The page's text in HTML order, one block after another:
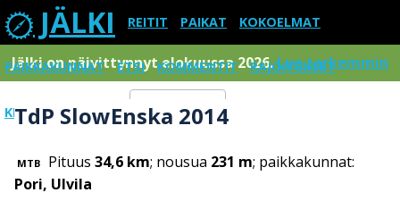
JÄLKI REITIT PAIKAT KOKOELMAT
PAIKKAKUNNAT ETSI KOMMENTIT RAJOITUKSET
KIRJAUDU SISÄÄN Menu
Jälki on päivittynnyt elokuussa 2026.Lue tarkemmin
TdP SlowEnska 2014
MTB Pituus 34,6 km; nousua 231 m; paikkakunnat:
Pori, Ulvila